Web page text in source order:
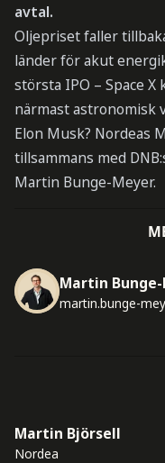
avtal.
Oljepriset faller
länder för akut
största IPO – Space
närmast astronomisk
Elon Musk? Nordeas
tillsammans med
Martin Bunge-Meyer.
Martin
martin.bunge-
Martin Björsell
Nordea